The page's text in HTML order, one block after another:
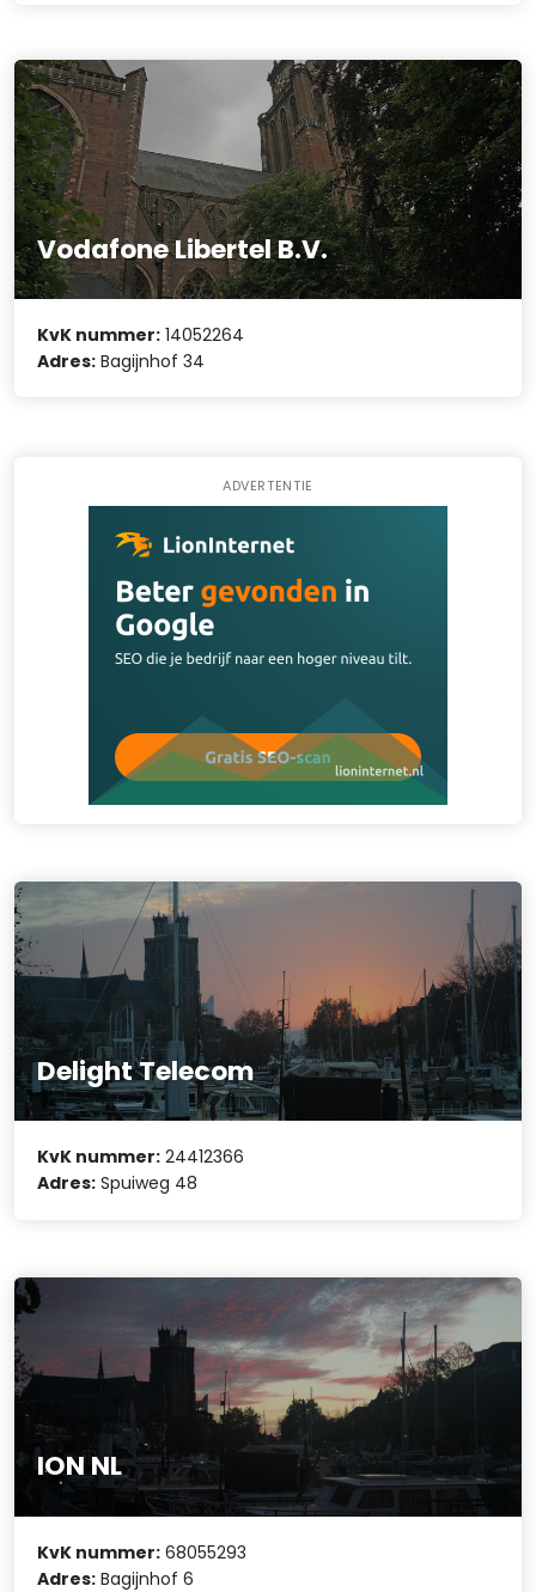
Vodafone Libertel B.V.
KvK nummer: 14052264
Adres: Bagijnhof 34
ADVERTENTIE
Delight Telecom
KvK nummer: 24412366
Adres: Spuiweg 48
ION NL
KvK nummer: 68055293
Adres: Bagijnhof 6